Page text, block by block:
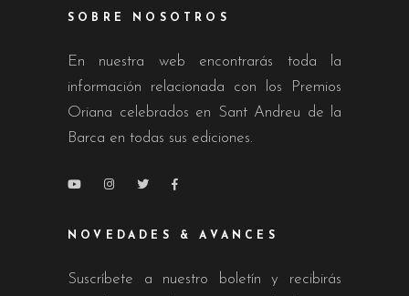
SOBRE NOSOTROS
En nuestra web encontrarás toda la
información relacionada con los Premios
Oriana celebrados en Sant Andreu de la
Barca en todas sus ediciones.
NOVEDADES & AVANCES
Suscríbete a nuestro boletín y recibirás